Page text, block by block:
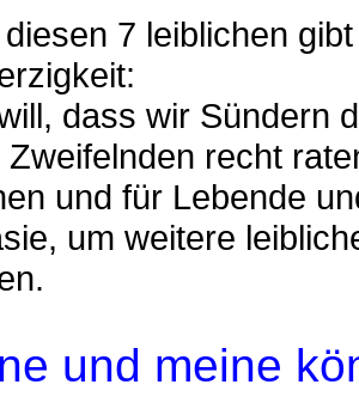
7 leiblichen
dass wir Sündern
Zweifelnden recht
und für Lebende
um weitere
und meine